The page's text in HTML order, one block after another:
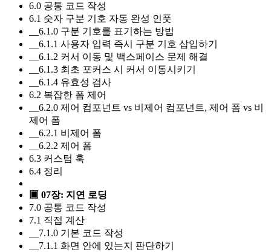
6.0 공통 코드 작성
6.1 숫자 구분 기호 자동 완성 인풋
__6.1.0 구분 기호를 표기하는 방법
__6.1.1 사용자 입력 즉시 구분 기호 삽입하기
__6.1.2 커서 이동 및 백스페이스 문제 해결
__6.1.3 최초 포커스 시 커서 이동시키기
__6.1.4 유효성 검사
6.2 복잡한 폼 제어
__6.2.0 제어 컴포넌트 vs 비제어 컴포넌트, 제어 폼 vs 비
제어 폼
__6.2.1 비제어 폼
__6.2.2 제어 폼
6.3 커스텀 훅
6.4 정리
▣ 07장: 지연 로딩
7.0 공통 코드 작성
7.1 직접 계산
__7.1.0 기본 코드 작성
__7.1.1 화면 안에 있는지 판단하기